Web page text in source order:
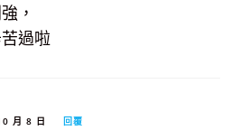
，
過啦
月 8 日 回覆